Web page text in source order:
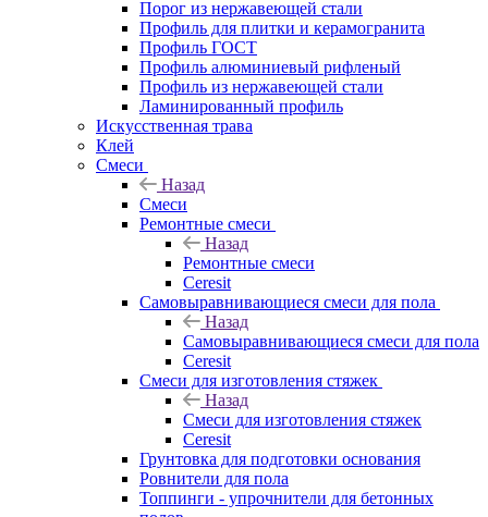
Порог из нержавеющей стали
Профиль для плитки и керамогранита
Профиль ГОСТ
Профиль алюминиевый рифленый
Профиль из нержавеющей стали
Ламинированный профиль
Искусственная трава
Клей
Смеси
Назад
Смеси
Ремонтные смеси
Назад
Ремонтные смеси
Ceresit
Самовыравнивающиеся смеси для пола
Назад
Самовыравнивающиеся смеси для пола
Ceresit
Смеси для изготовления стяжек
Назад
Смеси для изготовления стяжек
Ceresit
Грунтовка для подготовки основания
Ровнители для пола
Топпинги - упрочнители для бетонных